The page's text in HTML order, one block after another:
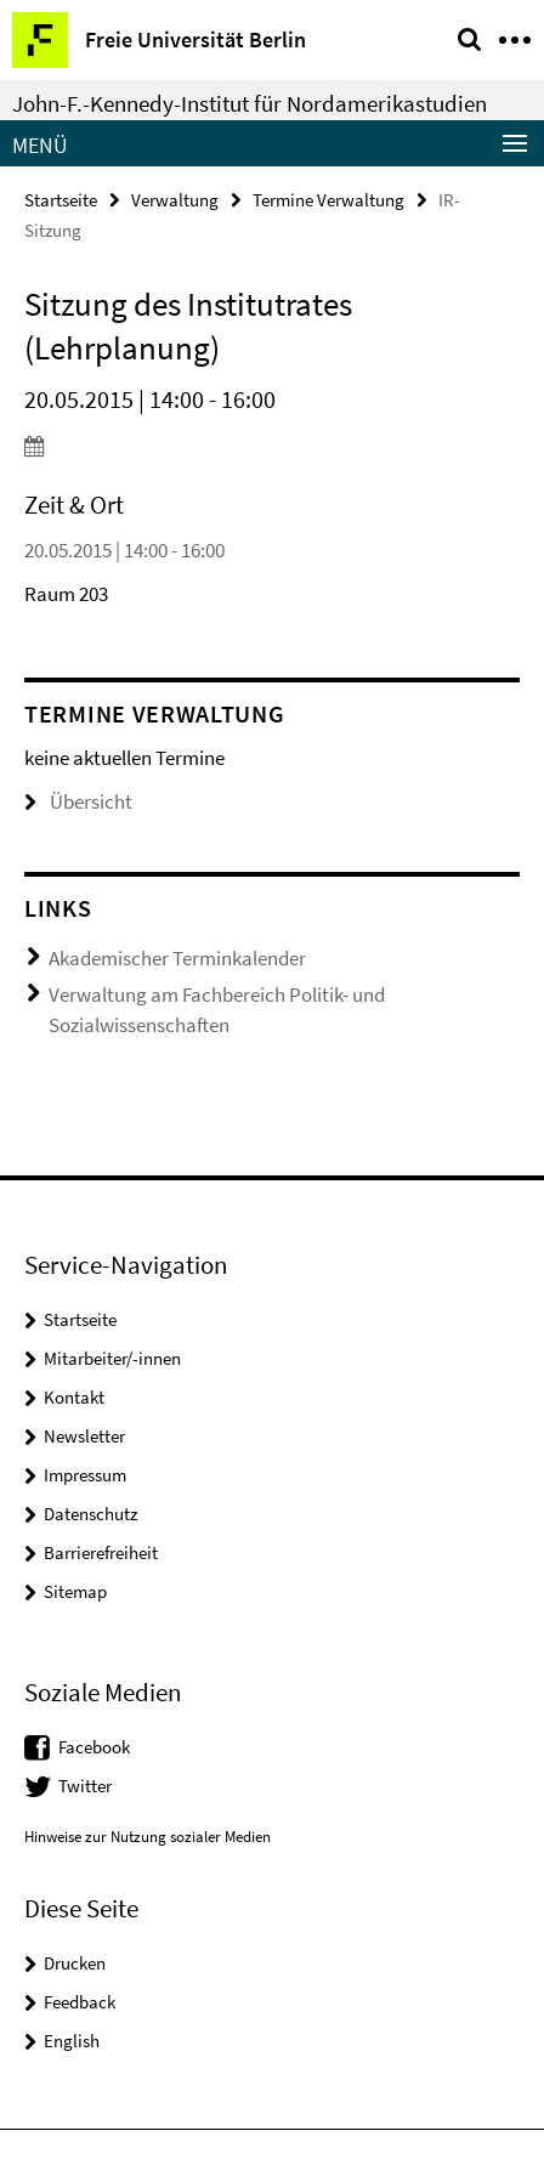
Springe
direkt
zu
Inhalt
Freie Universität Berlin
Service-
Navigation
John-F.-Kennedy-Institut für Nordamerikastudien
MENÜ
Startseite Verwaltung Termine Verwaltung
IR-
Sitzung
Sitzung des Institutrates
(Lehrplanung)
20.05.2015 | 14:00 - 16:00
Zeit & Ort
20.05.2015 | 14:00 - 16:00
Raum 203
TERMINE VERWALTUNG
keine aktuellen Termine
Übersicht
LINKS
Akademischer Terminkalender
Verwaltung am Fachbereich Politik- und
Sozialwissenschaften
Service-Navigation
Startseite
Mitarbeiter/-innen
Kontakt
Newsletter
Impressum
Datenschutz
Barrierefreiheit
Sitemap
Soziale Medien
Facebook
Twitter
Hinweise zur Nutzung sozialer Medien
Diese Seite
Drucken
Feedback
English